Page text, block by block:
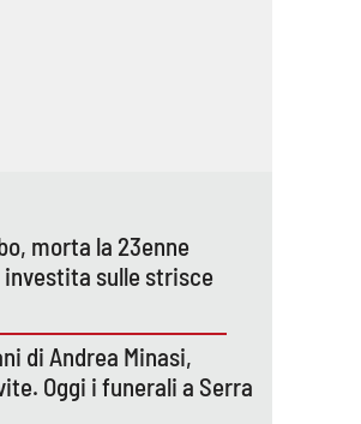
morta la 23enne
investita sulle strisce
di Andrea Minasi,
Oggi i funerali a Serra